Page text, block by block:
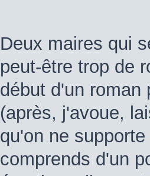
Deux maires qui
peut-être trop de
début d'un
(après, j'avoue,
qu'on ne
comprends d'un